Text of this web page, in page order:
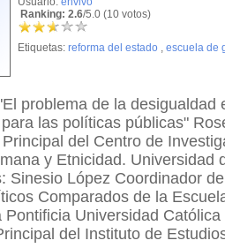
Ranking: 2.6/5.0 (10 votos)
Etiquetas: reforma del estado , escuela de
problema de la desigualdad
las políticas públicas"
del Centro de
y Etnicidad. Universidad
Sinesio López Coordinador
Comparados de la
Pontificia Universidad
del Instituto de